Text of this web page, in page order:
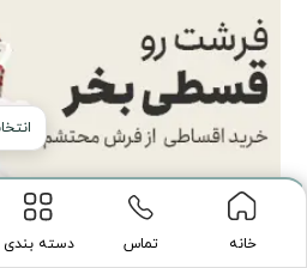
خانه تماس دسته بندی